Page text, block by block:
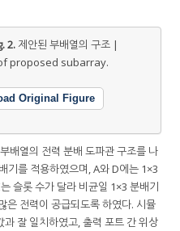
2. 제안된 부배열의 구조 |
proposed subarray.
Original Figure
배열의 전력 분배 도파관 구조를 나
기를 적용하였으며, A와 D에는 1×3
슬롯 수가 달라 비균일 1×3 분배기
은 전력이 공급되도록 하였다. 시뮬
잘 일치하였고, 출력 포트 간 위상